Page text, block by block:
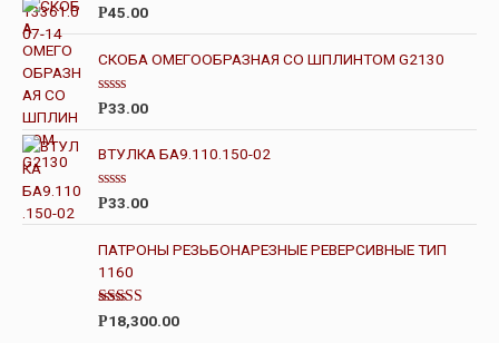
и
з
О
е
н
к
а
и
з
Р45.00
СКОБА ОМЕГООБРАЗНАЯ СО ШПЛИНТОМ G2130
О
е
н
к
а
и
з
Р33.00
ВТУЛКА БА9.110.150-02
О
е
н
к
а
0
и
з
5
Р33.00
ПАТРОНЫ РЕЗЬБОНАРЕЗНЫЕ РЕВЕРСИВНЫЕ ТИП
1160
Оценка
4.00из 5
Р18,300.00